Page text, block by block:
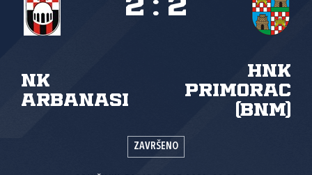
NK
Arbanasi
HNK
Primorac
(BNM)
2 : 2
ZAVRŠENO